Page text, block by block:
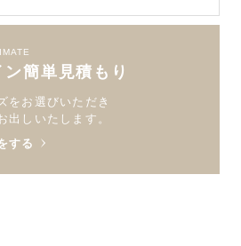
簡単見積もり
をお選びいただき
出しいたします。
する